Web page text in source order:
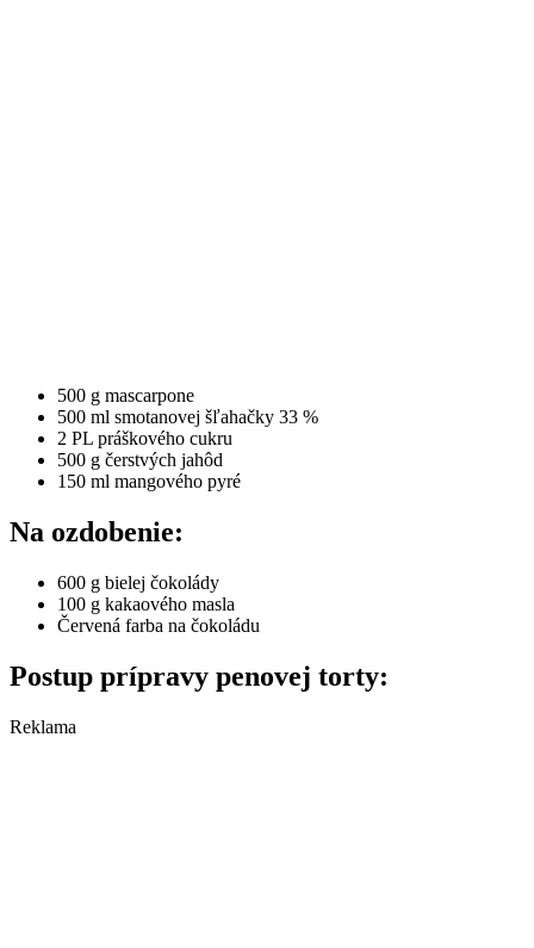
500 g mascarpone
500 ml smotanovej šľahačky 33 %
2 PL práškového cukru
500 g čerstvých jahôd
150 ml mangového pyré
Na ozdobenie:
600 g bielej čokolády
100 g kakaového masla
Červená farba na čokoládu
Postup prípravy penovej torty:
Reklama